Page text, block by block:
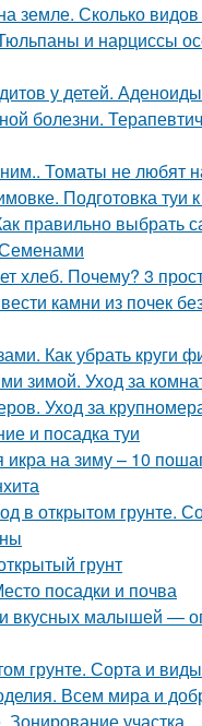
земле. Сколько
и нарциссы
у детей.
болезни.
Томаты не любят
Подготовка туи
правильно выбрать
Семенами
хлеб. Почему? 3
камни из почек
Как убрать круги
зимой. Уход за
Уход за
и посадка туи
на зиму – 10
в открытом грунте.
грунт
посадки и почва
вкусных малышей —
грунте. Сорта и виды
Всем мира и